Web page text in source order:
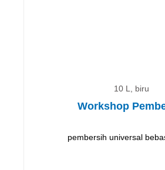
10 L, biru
Workshop
pembersih universal